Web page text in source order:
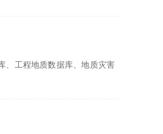
、工程地质数据库、地质灾害